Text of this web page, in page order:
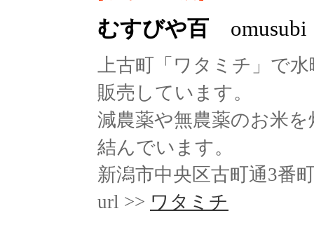
むすびや百 omusubi
上古町「ワタミチ」で
販売しています。
減農薬や無農薬のお米
結んでいます。
新潟市中央区古町通3番
url >> ワタミチ